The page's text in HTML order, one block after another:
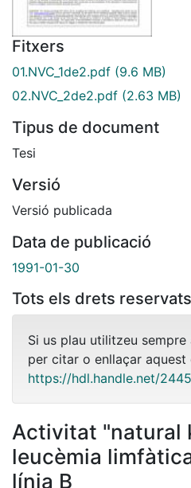
Fitxers
01.NVC_1de2.pdf (9.6 MB)
02.NVC_2de2.pdf (2.63 MB)
Tipus de document
Tesi
Versió
Versió publicada
Data de publicació
1991-01-30
Tots els drets reservats
Si us plau utilitzeu
per citar o enllaçar aquest
https://hdl.handle.net/
Activitat "natural
leucèmia
línia B